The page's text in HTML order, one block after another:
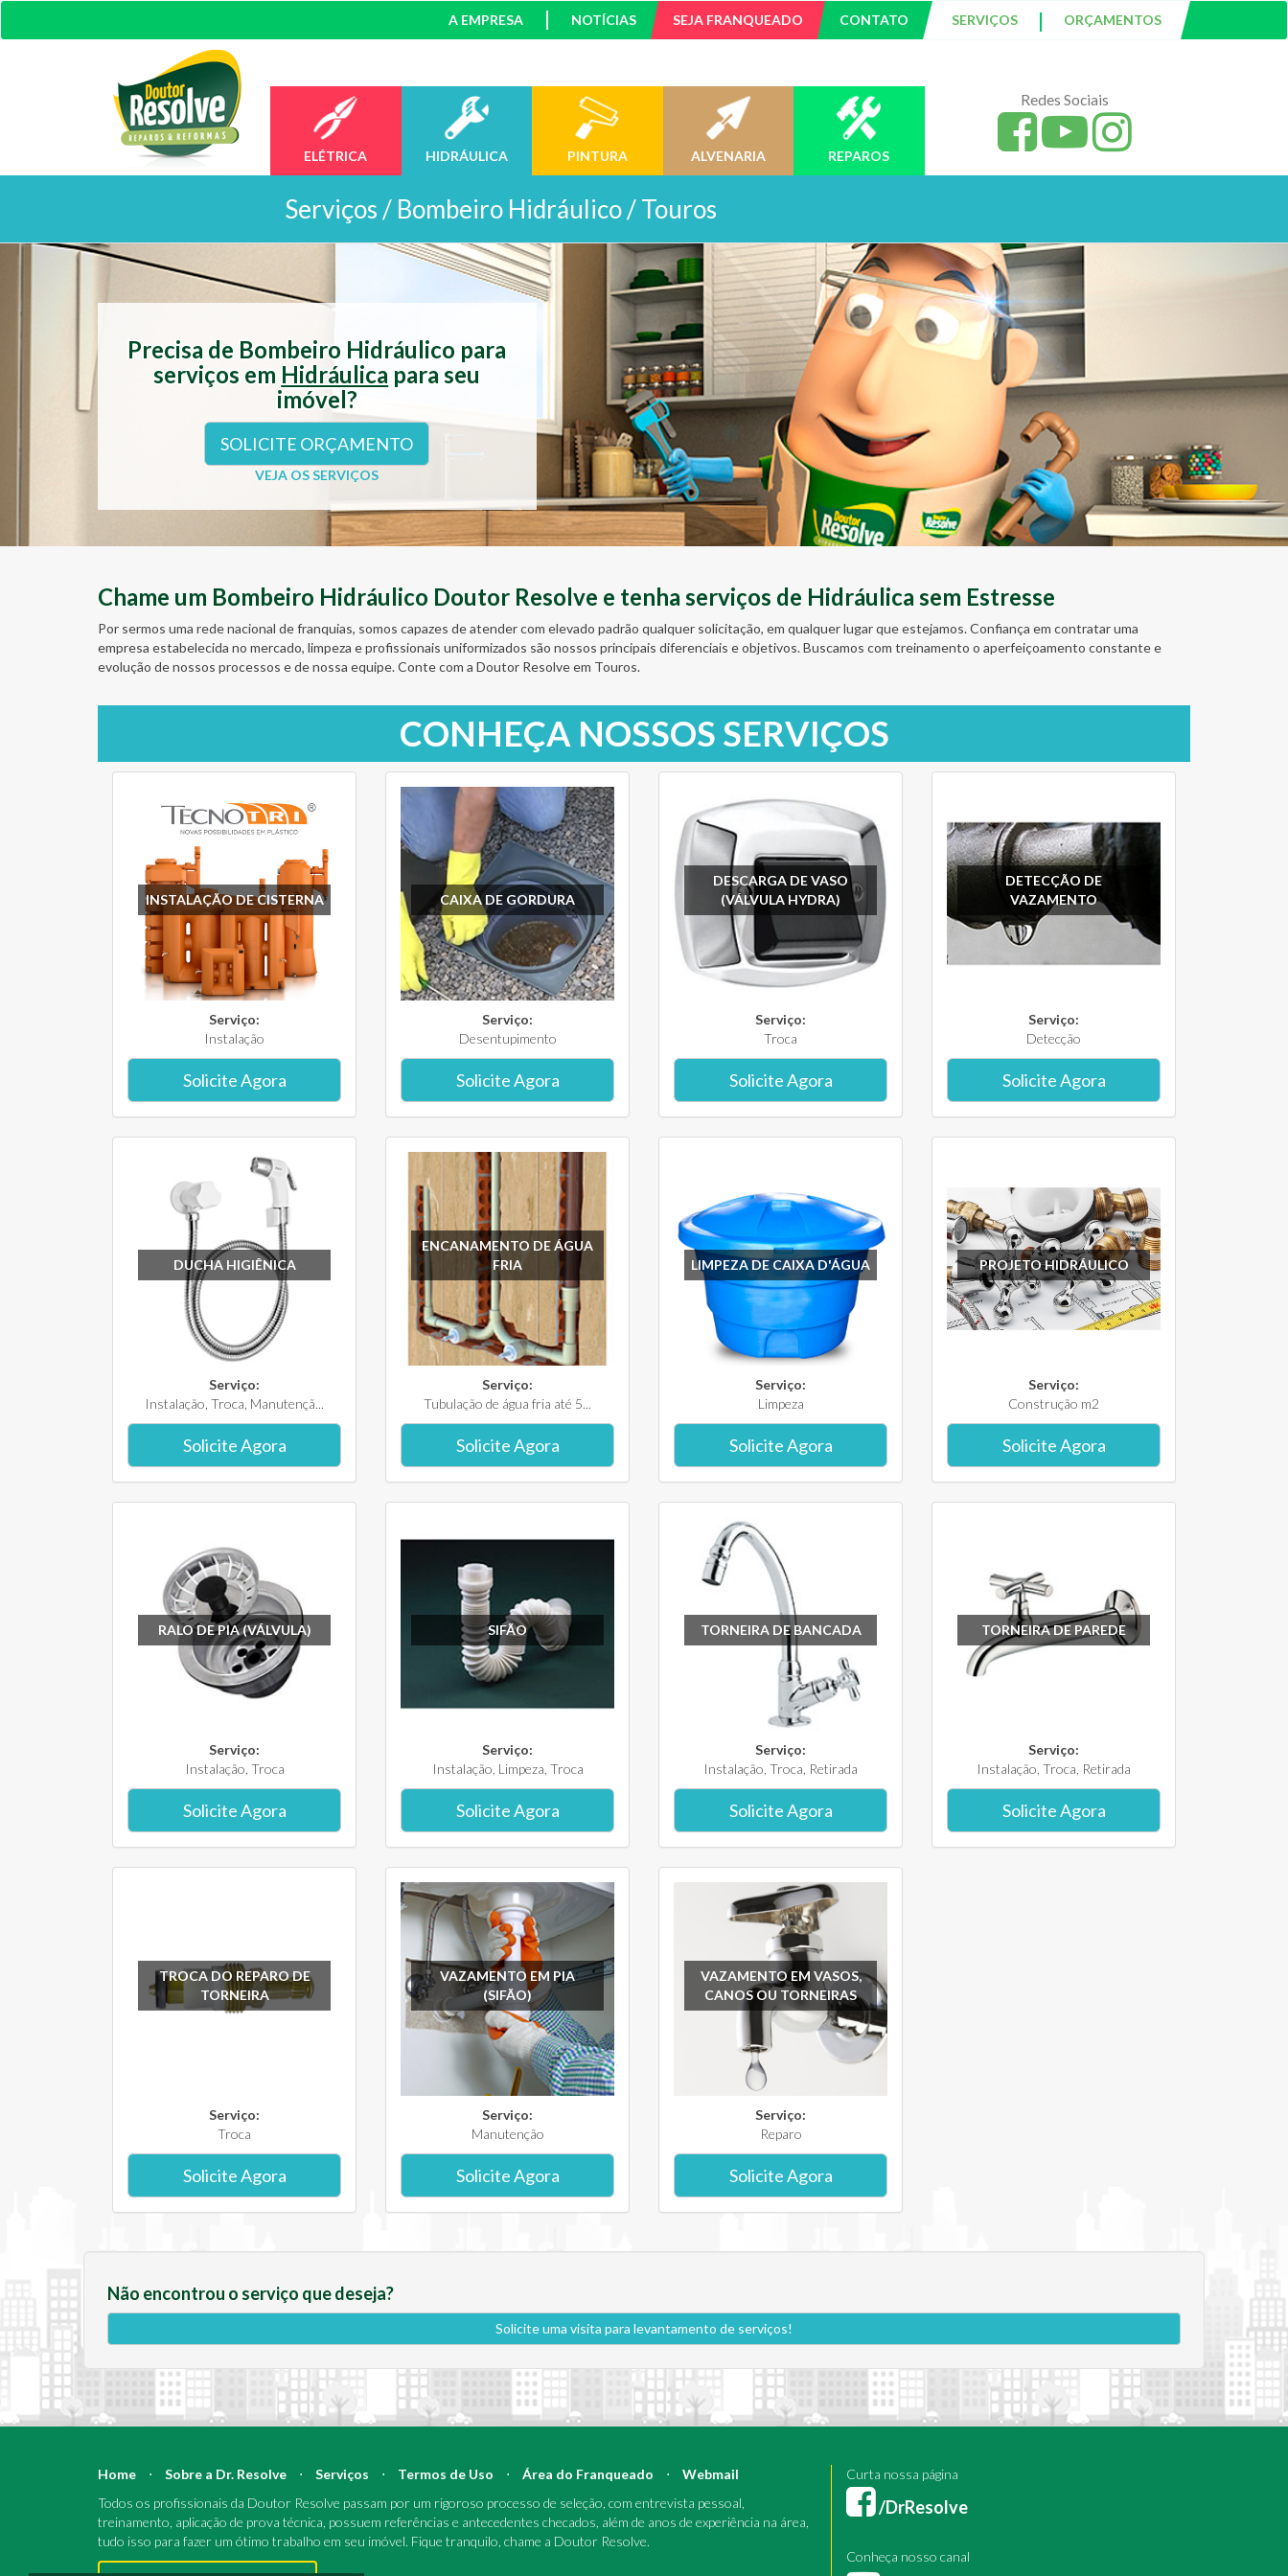
A EMPRESA NOTÍCIAS SEJA FRANQUEADO CONTATO SERVIÇOS | ORÇAMENTOS
ELÉTRICA HIDRÁULICA PINTURA ALVENARIA REPAROS
Redes Sociais
Serviços / Bombeiro Hidráulico / Touros
Precisa de Bombeiro Hidráulico para
serviços em Hidráulica para seu
imóvel?
SOLICITE ORÇAMENTO
VEJA OS SERVIÇOS
Chame um Bombeiro Hidráulico Doutor Resolve e tenha serviços de Hidráulica sem Estresse
Por sermos uma rede nacional de franquias, somos capazes de atender com elevado padrão qualquer solicitação, em qualquer lugar que estejamos. Confiança em contratar uma
empresa estabelecida no mercado, limpeza e profissionais uniformizados são nossos principais diferenciais e objetivos. Buscamos com treinamento o aperfeiçoamento constante e
evolução de nossos processos e de nossa equipe. Conte com a Doutor Resolve em Touros.
CONHEÇA NOSSOS SERVIÇOS
INSTALAÇÃO DE CISTERNA
Serviço:
Instalação
Solicite Agora
CAIXA DE GORDURA
Serviço:
Desentupimento
Solicite Agora
DESCARGA DE VASO
(VÁLVULA HYDRA)
Serviço:
Troca
Solicite Agora
DETECÇÃO DE
VAZAMENTO
Serviço:
Detecção
Solicite Agora
DUCHA HIGIÊNICA
Serviço:
Instalação, Troca, Manutençã...
Solicite Agora
ENCANAMENTO DE ÁGUA
FRIA
Serviço:
Tubulação de água fria até 5...
Solicite Agora
LIMPEZA DE CAIXA D'ÁGUA
Serviço:
Limpeza
Solicite Agora
PROJETO HIDRÁULICO
Serviço:
Construção m2
Solicite Agora
RALO DE PIA (VÁLVULA)
Serviço:
Instalação, Troca
Solicite Agora
SIFÃO
Serviço:
Instalação, Limpeza, Troca
Solicite Agora
TORNEIRA DE BANCADA
Serviço:
Instalação, Troca, Retirada
Solicite Agora
TORNEIRA DE PAREDE
Serviço:
Instalação, Troca, Retirada
Solicite Agora
TROCA DO REPARO DE
TORNEIRA
Serviço:
Troca
Solicite Agora
VAZAMENTO EM PIA
(SIFÃO)
Serviço:
Manutenção
Solicite Agora
VAZAMENTO EM VASOS,
CANOS OU TORNEIRAS
Serviço:
Reparo
Solicite Agora
Não encontrou o serviço que deseja?
Solicite uma visita para levantamento de serviços!
Home ⋅ Sobre a Dr. Resolve ⋅ Serviços ⋅ Termos de Uso ⋅ Área do Franqueado ⋅
Webmail
Todos os profissionais da Doutor Resolve passam por um rigoroso processo de seleção, com entrevista pessoal,
treinamento, aplicação de prova técnica, possuem referências e antecedentes checados, além de anos de experiência na área,
tudo isso para fazer um ótimo trabalho em seu imóvel. Fique tranquilo, chame a Doutor Resolve.
Curta nossa página
/DrResolve
Conheça nosso canal